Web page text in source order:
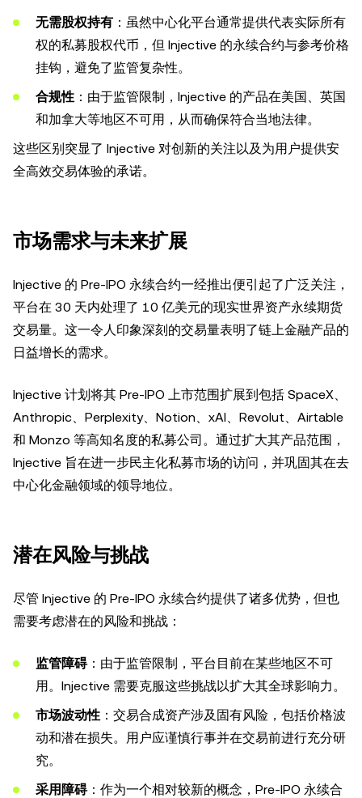
无需股权持有 ：虽然中心化平台通常提供代表实际所有
权的私募股权代币，但 Injective 的永续合约与参考价格
挂钩，避免了监管复杂性。
合规性 ：由于监管限制，Injective 的产品在美国、英国
和加拿大等地区不可用，从而确保符合当地法律。
这些区别突显了 Injective 对创新的关注以及为用户提供安
全高效交易体验的承诺。
市场需求与未来扩展
Injective 的 Pre-IPO 永续合约一经推出便引起了广泛关注，
平台在 30 天内处理了 10 亿美元的现实世界资产永续期货
交易量。这一令人印象深刻的交易量表明了链上金融产品的
日益增长的需求。
Injective 计划将其 Pre-IPO 上市范围扩展到包括 SpaceX、
Anthropic、Perplexity、Notion、xAI、Revolut、Airtable
和 Monzo 等高知名度的私募公司。通过扩大其产品范围，
Injective 旨在进一步民主化私募市场的访问，并巩固其在去
中心化金融领域的领导地位。
潜在风险与挑战
尽管 Injective 的 Pre-IPO 永续合约提供了诸多优势，但也
需要考虑潜在的风险和挑战：
监管障碍：由于监管限制，平台目前在某些地区不可
用。Injective 需要克服这些挑战以扩大其全球影响力。
市场波动性 ：交易合成资产涉及固有风险，包括价格波
动和潜在损失。用户应谨慎行事并在交易前进行充分研
究。
采用障碍：作为一个相对较新的概念，Pre-IPO 永续合